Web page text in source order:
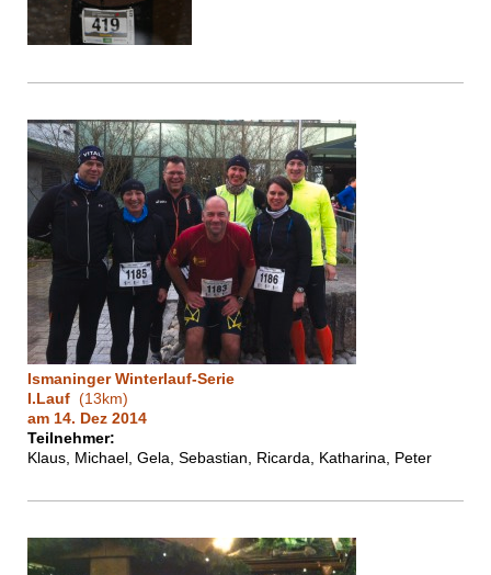
Ismaninger Winterlauf-Serie
I.Lauf (13km)
am 14. Dez 2014
Teilnehmer:
Klaus, Michael, Gela, Sebastian, Ricarda, Katharina, Peter